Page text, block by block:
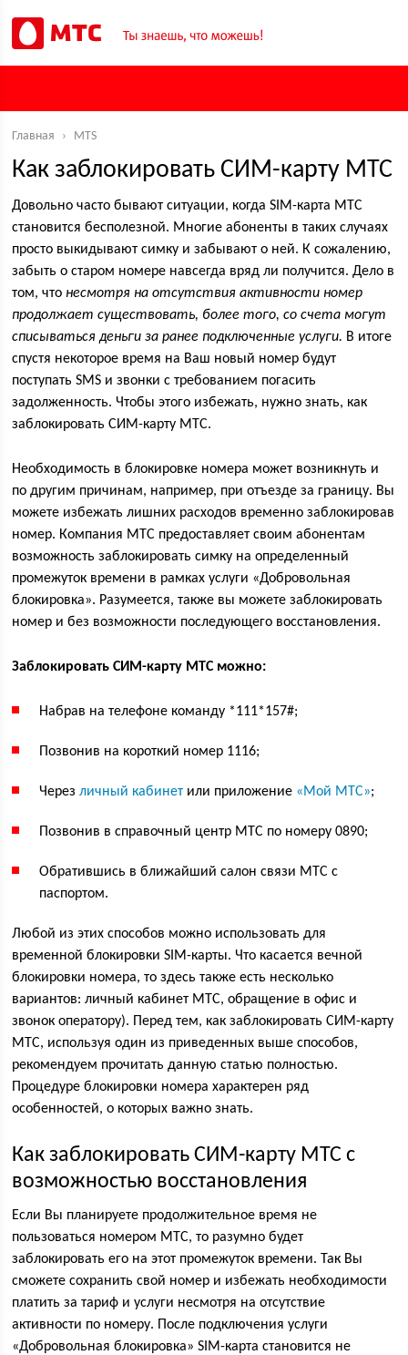
Главная › MTS
Как заблокировать СИМ-карту МТС
Довольно часто бывают ситуации, когда SIM-карта МТС
становится бесполезной. Многие абоненты в таких случаях
просто выкидывают симку и забывают о ней. К сожалению,
забыть о старом номере навсегда вряд ли получится. Дело в
том, что несмотря на отсутствия активности номер
продолжает существовать, более того, со счета могут
списываться деньги за ранее подключенные услуги. В итоге
спустя некоторое время на Ваш новый номер будут
поступать SMS и звонки с требованием погасить
задолженность. Чтобы этого избежать, нужно знать, как
заблокировать СИМ-карту МТС.
Необходимость в блокировке номера может возникнуть и
по другим причинам, например, при отъезде за границу. Вы
можете избежать лишних расходов временно заблокировав
номер. Компания МТС предоставляет своим абонентам
возможность заблокировать симку на определенный
промежуток времени в рамках услуги «Добровольная
блокировка». Разумеется, также вы можете заблокировать
номер и без возможности последующего восстановления.
Заблокировать СИМ-карту МТС можно:
Набрав на телефоне команду *111*157#;
Позвонив на короткий номер 1116;
Черезличный кабинет или приложение «Мой МТС»;
Позвонив в справочный центр МТС по номеру 0890;
Обратившись в ближайший салон связи МТС с
паспортом.
Любой из этих способов можно использовать для
временной блокировки SIM-карты. Что касается вечной
блокировки номера, то здесь также есть несколько
вариантов: личный кабинет МТС, обращение в офис и
звонок оператору). Перед тем, как заблокировать СИМ-карту
МТС, используя один из приведенных выше способов,
рекомендуем прочитать данную статью полностью.
Процедуре блокировки номера характерен ряд
особенностей, о которых важно знать.
Как заблокировать СИМ-карту МТС с
возможностью восстановления
Если Вы планируете продолжительное время не
пользоваться номером МТС, то разумно будет
заблокировать его на этот промежуток времени. Так Вы
сможете сохранить свой номер и избежать необходимости
платить за тариф и услуги несмотря на отсутствие
активности по номеру. После подключения услуги
«Добровольная блокировка» SIM-карта становится не